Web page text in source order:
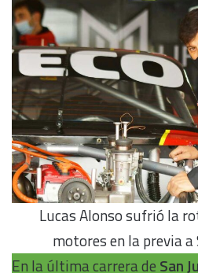
Lucas Alonso sufrió la
motores en la previa a
En la última carrera de San